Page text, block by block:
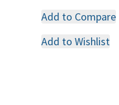
Add to Compare
Add to Wishlist